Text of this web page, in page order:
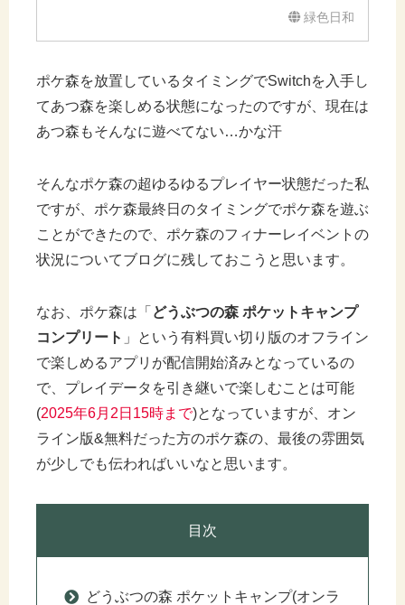
ってみる件【ポケ森】緑色日和
ポケ森を放置しているタイミングでSwitchを入手し
てあつ森を楽しめる状態になったのですが、現在は
あつ森もそんなに遊べてない…かな汗
そんなポケ森の超ゆるゆるプレイヤー状態だった私
ですが、ポケ森最終日のタイミングでポケ森を遊ぶ
ことができたので、ポケ森のフィナーレイベントの
状況についてブログに残しておこうと思います。
なお、ポケ森は「 どうぶつの森 ポケットキャンプ
コンプリート 」という有料買い切り版のオフライン
で楽しめるアプリが配信開始済みとなっているの
で、プレイデータを引き継いで楽しむことは可能
(2025年6月2日15時まで)となっていますが、オン
ライン版&無料だった方のポケ森の、最後の雰囲気
が少しでも伝わればいいなと思います。
目次
どうぶつの森 ポケットキャンプ(オンラ